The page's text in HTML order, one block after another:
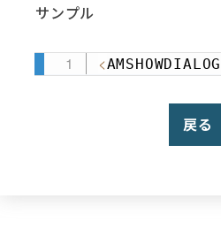
サンプル
<AMSHOWDIALOG
戻る